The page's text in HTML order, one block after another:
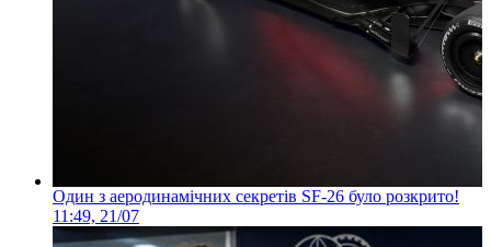
Один з аеродинамічних секретів SF-26 було розкрито!
11:49, 21/07